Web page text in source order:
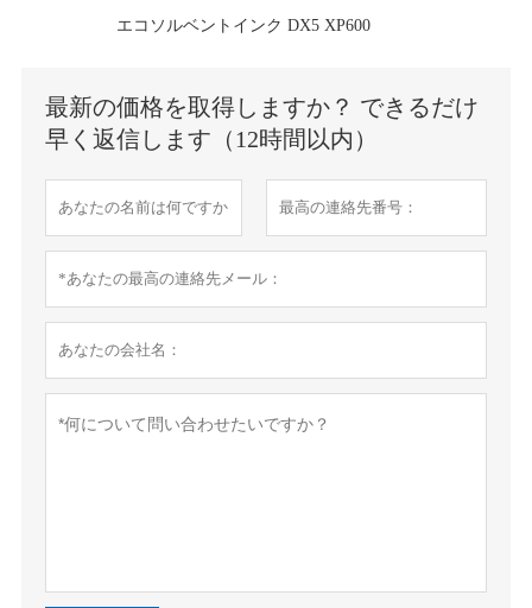
エコソルベントインク DX5 XP600
最新の価格を取得しますか？ できるだけ
早く返信します（12時間以内）